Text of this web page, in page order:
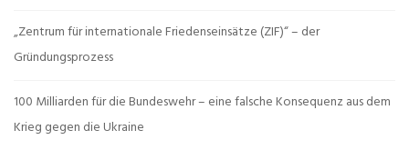
„Zentrum für internationale Friedenseinsätze (ZIF)“ – der
Gründungsprozess
100 Milliarden für die Bundeswehr – eine falsche Konsequenz aus dem
Krieg gegen die Ukraine